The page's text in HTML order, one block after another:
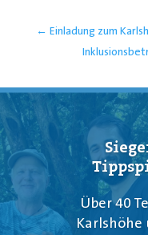
← Einladung zum
Über 40
Karlshöhe